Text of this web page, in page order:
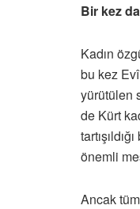
Bir kez
Kadın
bu kez
yürütülen
de Kürt
önemli
Ancak